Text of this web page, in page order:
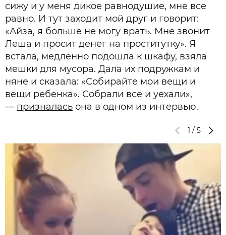
сижу и у меня дикое равнодушие, мне все
равно. И тут заходит мой друг и говорит:
«Айза, я больше не могу врать. Мне звонит
Леша и просит денег на проститутку». Я
встала, медленно подошла к шкафу, взяла
мешки для мусора. Дала их подружкам и
няне и сказала: «Собирайте мои вещи и
вещи ребенка». Собрали все и уехали»,
— призналась она в одном из интервью.
1 / 5